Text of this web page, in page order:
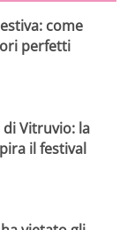
come
perfetti
di Vitruvio: la
il festival